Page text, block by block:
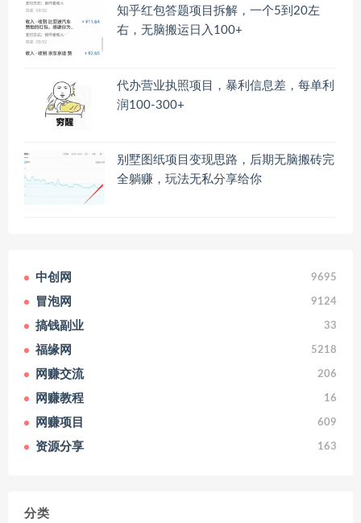
知乎红包答题项目拆解，一个5到20左
右，无脑搬运日入100+
代办营业执照项目，暴利信息差，每单利
润100-300+
别墅图纸项目变现思路，后期无脑搬砖完
全躺赚，玩法无私分享给你
中创网 9695
冒泡网 9124
搞钱副业 33
福缘网 5218
网赚交流 206
网赚教程 16
网赚项目 609
资源分享 163
分类